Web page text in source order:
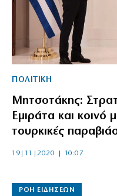
ΠΟΛΙΤΙΚΗ
Μητσοτάκης:
Εμιράτα και κοινό
τουρκικές
19|11|2020 | 10:07
ΡΟΗ ΕΙΔΗΣΕΩΝ